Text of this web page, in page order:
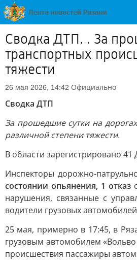
Сводка ДТП. . За
транспортных
тяжести
26 мая 2026, 14:42 Официально
Сводка ДТП
За прошедшие сутки на
различной степени тяжести.
В области зарегистрировано
Инспекторы дорожно-
состоянии опьянения, 1 отказ
нарушения, связанные с
водители грузовых
25 мая, примерно в 17:45, в
грузовым автомобилем
происшествия пассажиры